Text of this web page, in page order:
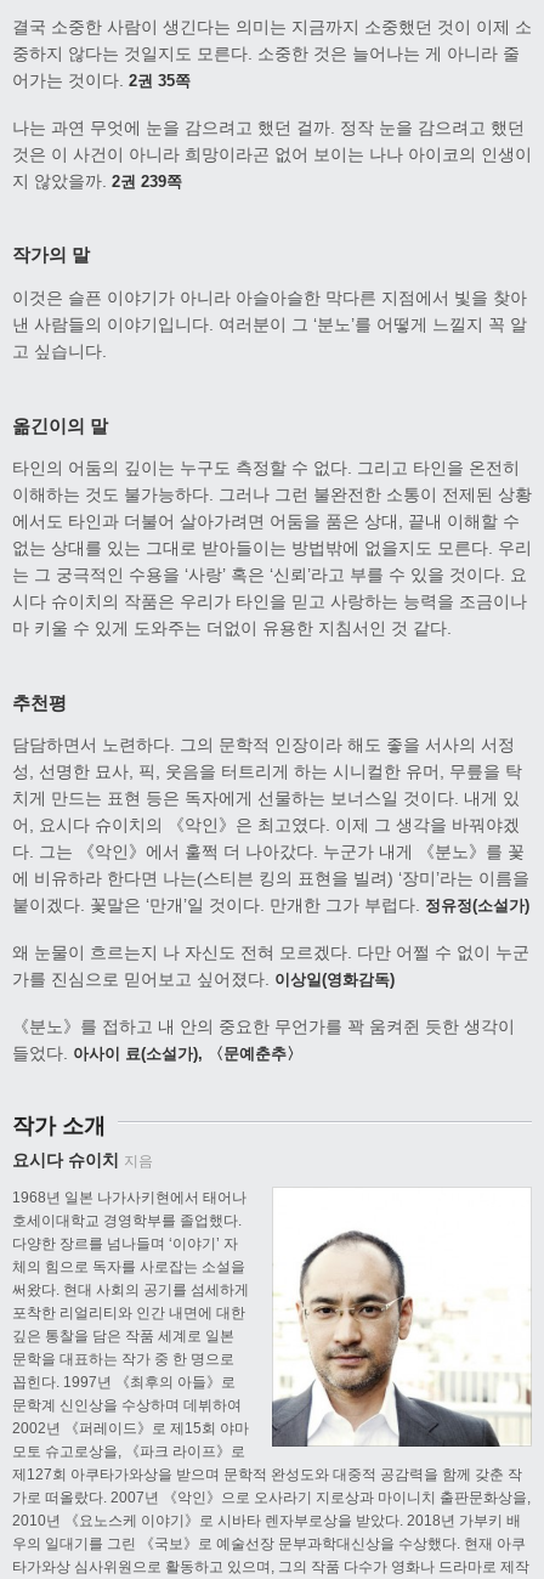
결국 소중한 사람이 생긴다는 의미는 지금까지 소중했던 것이 이제 소
중하지 않다는 것일지도 모른다. 소중한 것은 늘어나는 게 아니라 줄
어가는 것이다. 2권 35쪽
나는 과연 무엇에 눈을 감으려고 했던 걸까. 정작 눈을 감으려고 했던
것은 이 사건이 아니라 희망이라곤 없어 보이는 나나 아이코의 인생이
지 않았을까. 2권 239쪽
작가의 말
이것은 슬픈 이야기가 아니라 아슬아슬한 막다른 지점에서 빛을 찾아
낸 사람들의 이야기입니다. 여러분이 그 ‘분노’를 어떻게 느낄지 꼭 알
고 싶습니다.
옮긴이의 말
타인의 어둠의 깊이는 누구도 측정할 수 없다. 그리고 타인을 온전히
이해하는 것도 불가능하다. 그러나 그런 불완전한 소통이 전제된 상황
에서도 타인과 더불어 살아가려면 어둠을 품은 상대, 끝내 이해할 수
없는 상대를 있는 그대로 받아들이는 방법밖에 없을지도 모른다. 우리
는 그 궁극적인 수용을 ‘사랑’ 혹은 ‘신뢰’라고 부를 수 있을 것이다. 요
시다 슈이치의 작품은 우리가 타인을 믿고 사랑하는 능력을 조금이나
마 키울 수 있게 도와주는 더없이 유용한 지침서인 것 같다.
추천평
담담하면서 노련하다. 그의 문학적 인장이라 해도 좋을 서사의 서정
성, 선명한 묘사, 픽, 웃음을 터트리게 하는 시니컬한 유머, 무릎을 탁
치게 만드는 표현 등은 독자에게 선물하는 보너스일 것이다. 내게 있
어, 요시다 슈이치의 《악인》은 최고였다. 이제 그 생각을 바꿔야겠
다. 그는 《악인》에서 훌쩍 더 나아갔다. 누군가 내게 《분노》를 꽃
에 비유하라 한다면 나는(스티븐 킹의 표현을 빌려) ‘장미’라는 이름을
붙이겠다. 꽃말은 ‘만개’일 것이다. 만개한 그가 부럽다.
정유정(소설가)
왜 눈물이 흐르는지 나 자신도 전혀 모르겠다. 다만 어쩔 수 없이 누군
가를 진심으로 믿어보고 싶어졌다.
이상일(영화감독)
《분노》를 접하고 내 안의 중요한 무언가를 꽉 움켜쥔 듯한 생각이
들었다.
아사이 료(소설가), 〈문예춘추〉
작가 소개
요시다 슈이치 지음
1968년 일본 나가사키현에서 태어나
호세이대학교 경영학부를 졸업했다.
다양한 장르를 넘나들며 ‘이야기’ 자
체의 힘으로 독자를 사로잡는 소설을
써왔다. 현대 사회의 공기를 섬세하게
포착한 리얼리티와 인간 내면에 대한
깊은 통찰을 담은 작품 세계로 일본
문학을 대표하는 작가 중 한 명으로
꼽힌다. 1997년 《최후의 아들》로
문학계 신인상을 수상하며 데뷔하여
2002년 《퍼레이드》로 제15회 야마
모토 슈고로상을, 《파크 라이프》로
제127회 아쿠타가와상을 받으며 문학적 완성도와 대중적 공감력을 함께 갖춘 작
가로 떠올랐다. 2007년 《악인》으로 오사라기 지로상과 마이니치 출판문화상을,
2010년 《요노스케 이야기》로 시바타 렌자부로상을 받았다. 2018년 가부키 배
우의 일대기를 그린 《국보》로 예술선장 문부과학대신상을 수상했다. 현재 아쿠
타가와상 심사위원으로 활동하고 있으며, 그의 작품 다수가 영화나 드라마로 제작